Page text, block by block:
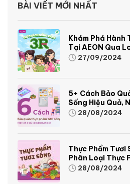
BÀI VIẾT MỚI NHẤT
Khám Phá Hành
Tại AEON Qua
Sinh Động Và Thú
27/09/2024
5+ Cách Bảo
Sống Hiệu Quả,
28/08/2024
Thực Phẩm Tươi
Phân Loại Thực
28/08/2024